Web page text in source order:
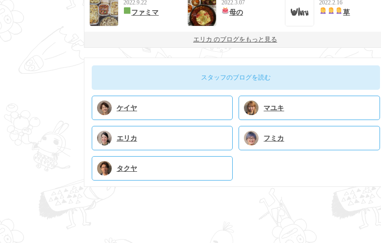
2022.9.22
ファミマ
2022.3.07
母の
2022.2.16
草
エリカ のブログをもっと見る
スタッフのブログを読む
ケイヤ マユキ
エリカ フミカ
タクヤ